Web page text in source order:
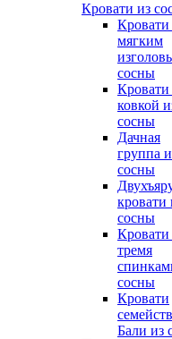
Кровати из
Кровати
мягким
сосны
Кровати
ковкой
сосны
Дачная
группа
сосны
кровати
сосны
Кровати
тремя
сосны
Кровати
Бали из